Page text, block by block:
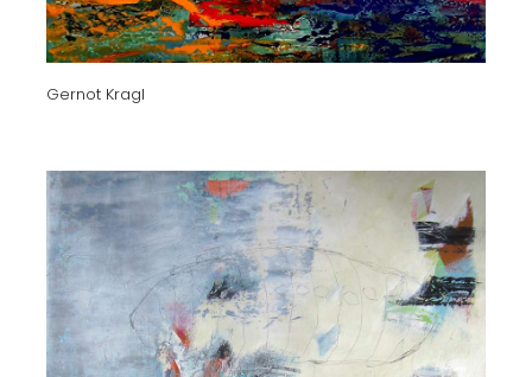
Gernot Kragl